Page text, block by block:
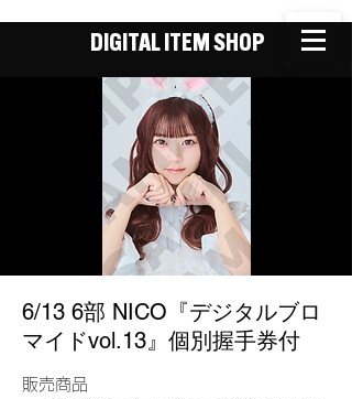
DIGITAL ITEM SHOP
6/13 6部 NICO『デジタルブロ
マイドvol.13』個別握手券付
販売商品